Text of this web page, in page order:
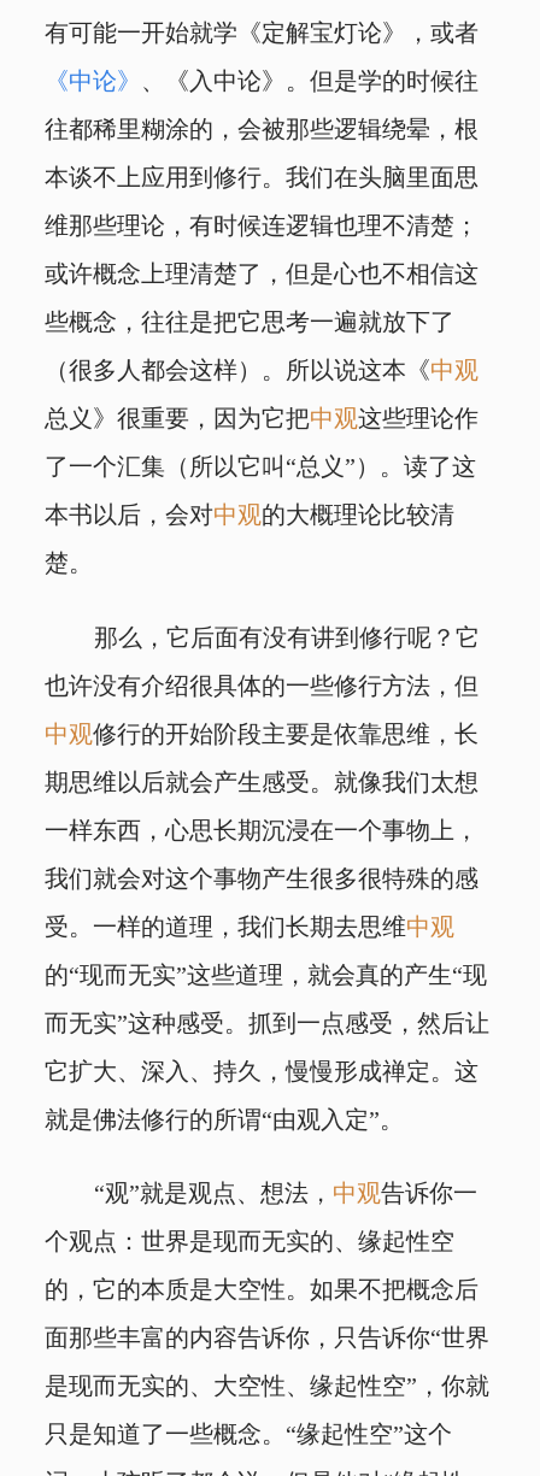
有可能一开始就学《定解宝灯论》，或者
《中论》 、《入中论》。但是学的时候往
往都稀里糊涂的，会被那些逻辑绕晕，根
本谈不上应用到修行。我们在头脑里面思
维那些理论，有时候连逻辑也理不清楚；
或许概念上理清楚了，但是心也不相信这
些概念，往往是把它思考一遍就放下了
（很多人都会这样）。所以说这本《中观
总义》很重要，因为它把中观这些理论作
了一个汇集（所以它叫“总义”）。读了这
本书以后，会对中观的大概理论比较清
楚。
那么，它后面有没有讲到修行呢？它
也许没有介绍很具体的一些修行方法，但
中观修行的开始阶段主要是依靠思维，长
期思维以后就会产生感受。就像我们太想
一样东西，心思长期沉浸在一个事物上，
我们就会对这个事物产生很多很特殊的感
受。一样的道理，我们长期去思维中观
的“现而无实”这些道理，就会真的产生“现
而无实”这种感受。抓到一点感受，然后让
它扩大、深入、持久，慢慢形成禅定。这
就是佛法修行的所谓“由观入定”。
“观”就是观点、想法， 中观告诉你一
个观点：世界是现而无实的、缘起性空
的，它的本质是大空性。如果不把概念后
面那些丰富的内容告诉你，只告诉你“世界
是现而无实的、大空性、缘起性空”，你就
只是知道了一些概念。“缘起性空”这个